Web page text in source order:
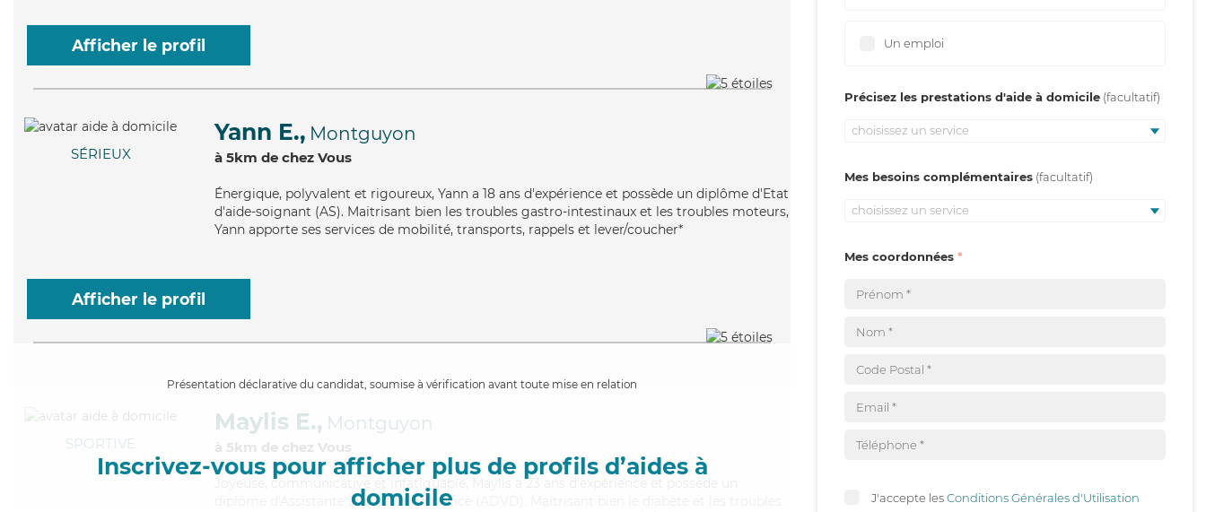
Afficher le profil
SÉRIEUX
Yann E., Montguyon
à 5km de chez Vous
Énergique, polyvalent et rigoureux, Yann a 18 ans d'expérience et possède un diplôme d'Etat
d'aide-soignant (AS). Maitrisant bien les troubles gastro-intestinaux et les troubles moteurs,
Yann apporte ses services de mobilité, transports, rappels et lever/coucher*
Afficher le profil
Présentation déclarative du candidat, soumise à vérification avant toute mise en relation
Inscrivez-vous pour afficher plus de profils d’aides à
domicile
SPORTIVE
Maylis E., Montguyon
à 5km de chez Vous
, communicative et infatiguable, Maylis a 23 ans d'expérience et possède un
diplôme d'Assistante De Vie Dépendance (ADVD). Maitrisant bien le diabète et les troubles
Un emploi
Précisez les prestations d'aide à domicile
choisissez un service
Mes besoins complémentaires
choisissez un service
Mes coordonnées
J'accepte lesConditions Générales d'Utilisation